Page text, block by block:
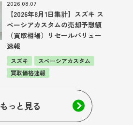
2026.08.07
【2026年8月1日集計】スズキ ス
ペーシアカスタムの売却予想額
（買取相場）リセールバリュー
速報
スズキ
スペーシアカスタム
買取価格速報
もっと見る